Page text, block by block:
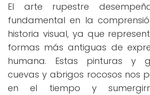
El arte rupestre
fundamental en la
historia visual, ya que
formas más antiguas de
humana. Estas pinturas y
cuevas y abrigos rocosos nos
en el tiempo y